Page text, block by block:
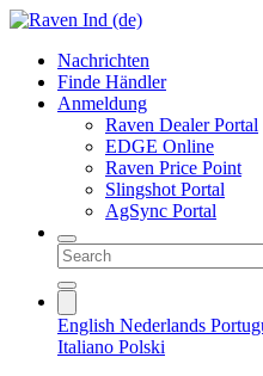
Nachrichten
Finde Händler
Anmeldung
Raven Dealer Portal
EDGE Online
Raven Price Point
Slingshot Portal
AgSync Portal
English Nederlands
Italiano Polski